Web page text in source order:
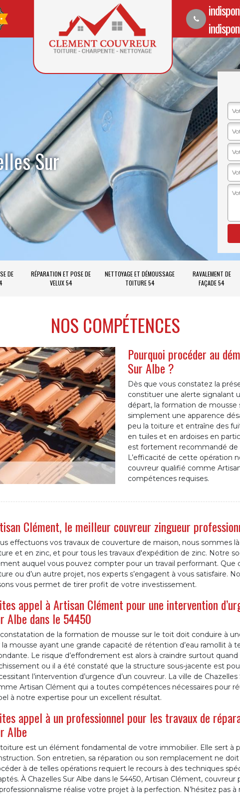
Sur
DE
RÉPARATION ET POSE DE
VELUX 54
NETTOYAGE ET DÉMOUSSAGE
TOITURE 54
RAVALEMENT DE
FAÇADE 54
NOS COMPÉTENCES
Pourquoi procéder au
Sur Albe ?
Dès que vous constatez la
constituer une alerte signalant
départ, la formation de
simplement une apparence
peu la toiture et entraîne des
en tuiles et en ardoises en
est fortement recommandé de
L’efficacité de cette opération
couvreur qualifié comme
compétences requises.
Clément, le meilleur couvreur zingueur
effectuons vos travaux de couverture de maison, nous sommes
et en zinc, et pour tous les travaux d'expédition de zinc. Notre
auquel vous pouvez compter pour un travail performant.
ou d’un autre projet, nos experts s’engagent à vous satisfaire.
vous permet de tirer profit de votre investissement.
appel à Artisan Clément pour une intervention
Albe dans le 54450
de la formation de mousse sur le toit doit conduire à
la mousse ayant une grande capacité de rétention d’eau ramollit
Le risque d’effondrement est alors à craindre surtout
ou il a été constaté que la structure sous-jacente est
l’intervention d’urgence d’un couvreur. La ville de
Artisan Clément qui a toutes compétences nécessaires pour
à notre expertise pour un excellent résultat.
appel à un professionnel pour les travaux de
Albe
est un élément fondamental de votre immobilier. Elle sert à
Son entretien, sa réparation ou son remplacement ne
à de telles opérations requiert le recours à des techniques
À Chazelles Sur Albe dans le 54450, Artisan Clément,
réalise votre projet à la perfection. N’hésitez pas